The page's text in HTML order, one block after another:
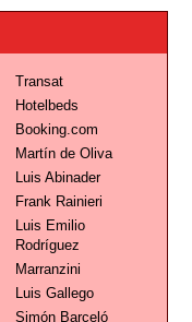
Transat
Hotelbeds
Booking.com
Martín de Oliva
Luis Abinader
Frank Rainieri
Luis Emilio
Rodríguez
Marranzini
Luis Gallego
Simón Barceló